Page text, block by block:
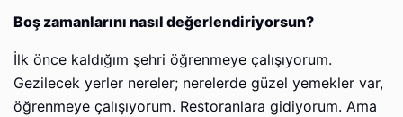
Boş zamanlarını nasıl değerlendiriyorsun?
İlk önce kaldığım şehri öğrenmeye çalışıyorum.
Gezilecek yerler nereler; nerelerde güzel yemekler var,
öğrenmeye çalışıyorum. Restoranlara gidiyorum. Ama